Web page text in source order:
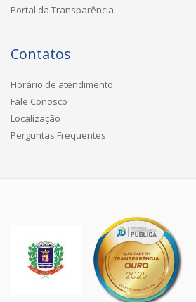
Portal da Transparência
Contatos
Horário de atendimento
Fale Conosco
Localização
Perguntas Frequentes